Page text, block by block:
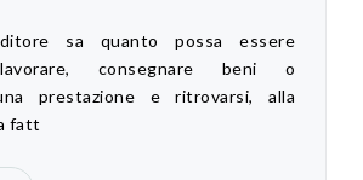
sa quanto possa essere
consegnare beni o
prestazione e ritrovarsi, alla
fatt